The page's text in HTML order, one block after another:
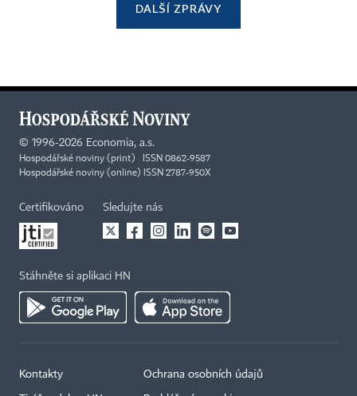
DALŠÍ ZPRÁVY
© 1996-2026 Economia, a.s.
Hospodářské noviny (print) ISSN 0862-9587
Hospodářské noviny (online) ISSN 2787-950X
Certifikováno Sledujte nás
Stáhněte si aplikaci HN
Kontakty Ochrana osobních údajů